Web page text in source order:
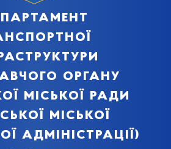
органу
міської ради
міської
адміністрації)